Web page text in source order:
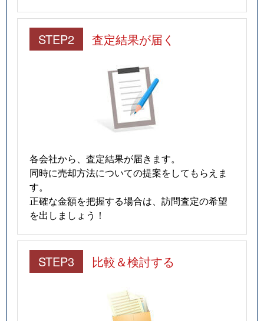
STEP2 査定結果が届く
各会社から、査定結果が届きます。
同時に売却方法についての提案をしてもらえま
す。
正確な金額を把握する場合は、訪問査定の希望
を出しましょう！
STEP3 比較＆検討する